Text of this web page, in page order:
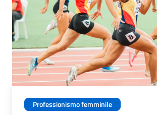
Professionismo femminile